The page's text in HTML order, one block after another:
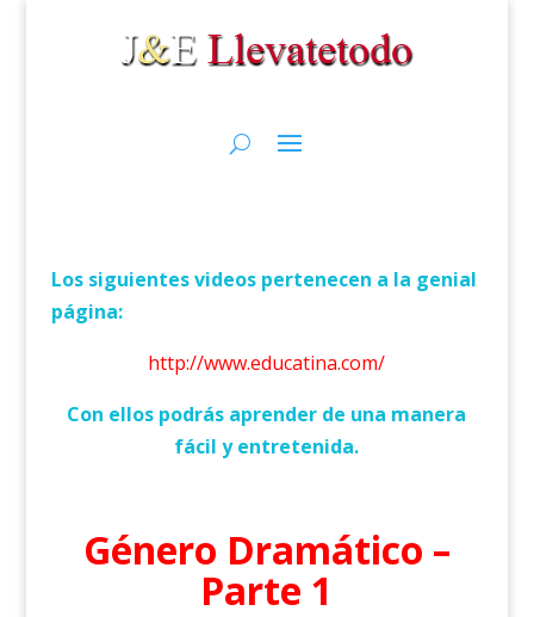
Los siguientes videos pertenecen a la genial
página:
http://www.educatina.com/
Con ellos podrás aprender de una manera
fácil y entretenida.
Género Dramático –
Parte 1